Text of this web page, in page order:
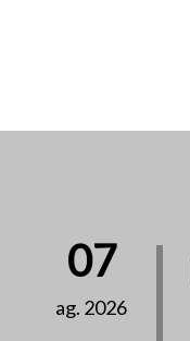
07
ag. 2026